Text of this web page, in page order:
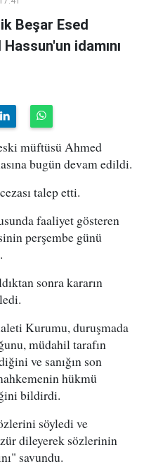
Beşar Esed
idamını
müftüsü Ahmed
bugün devam edildi.
talep etti.
faaliyet gösteren
perşembe günü
sonra kararın
Kurumu, duruşmada
müdahil tarafın
ve sanığın son
hükmü
bildirdi.
söyledi ve
dileyerek sözlerinin
savundu.